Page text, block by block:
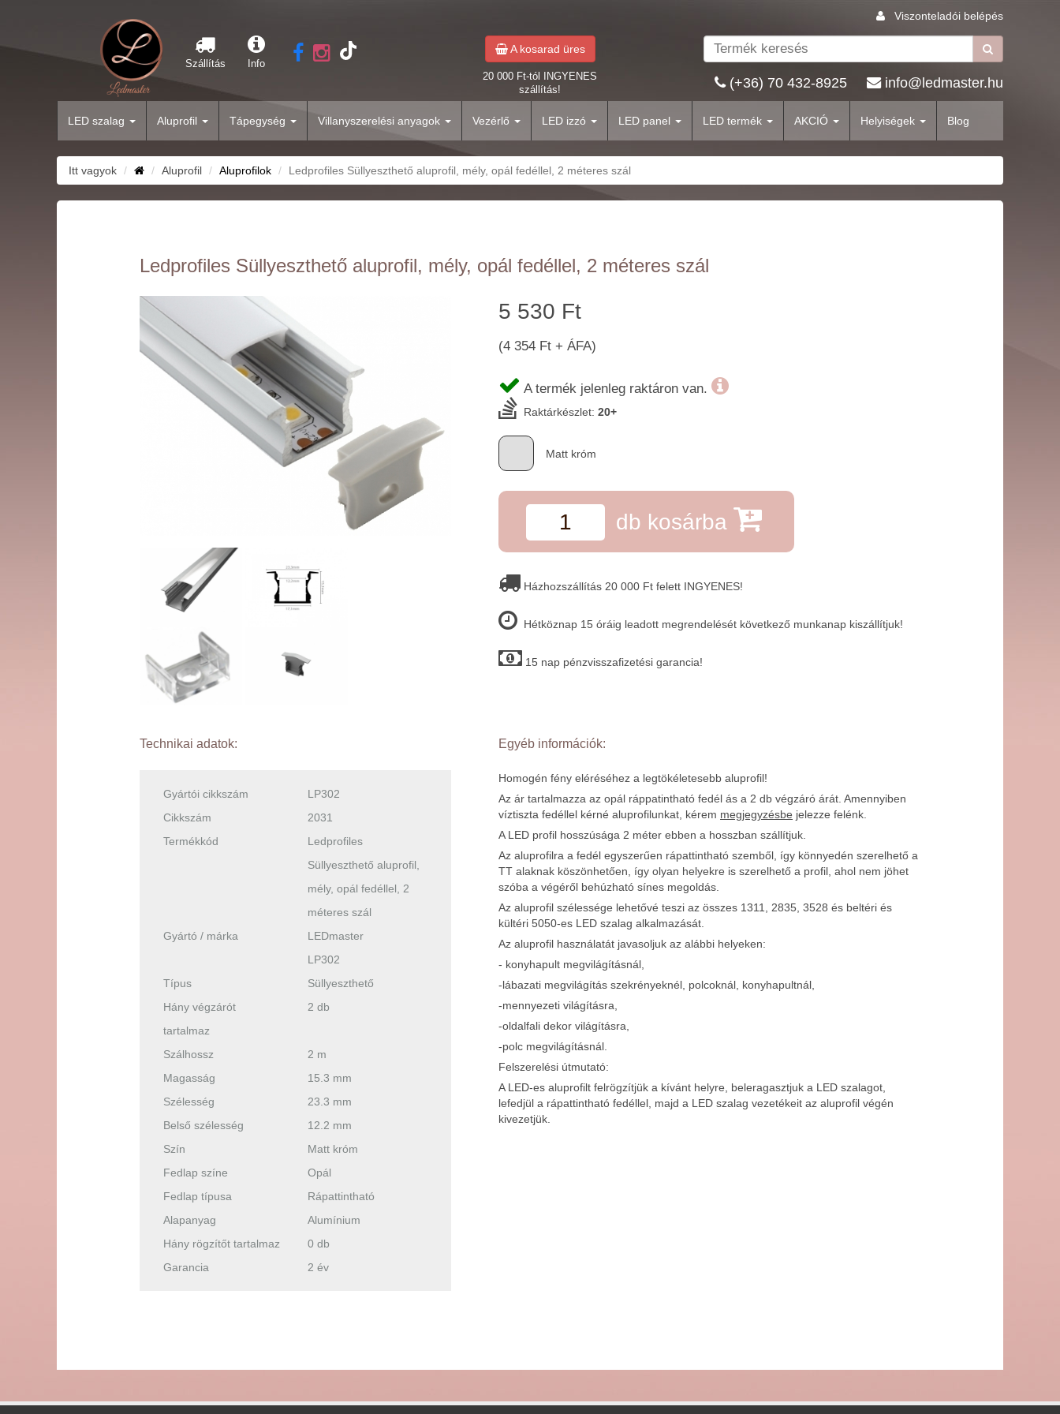
Viszonteladói belépés
Szállítás Info
A kosarad üres
20 000 Ft-tól INGYENES
szállítás!
(+36) 70 432-8925 info@ledmaster.hu
LED szalag Aluprofil Tápegység Villanyszerelési anyagok Vezérlő LED izzó LED panel LED termék AKCIÓ Helyiségek Blog
Itt vagyok Aluprofil Aluprofilok Ledprofiles Süllyeszthető aluprofil, mély, opál fedéllel, 2 méteres szál
Ledprofiles Süllyeszthető aluprofil, mély, opál fedéllel, 2 méteres szál
5 530 Ft
(4 354 Ft + ÁFA)
A termék jelenleg raktáron van.
Raktárkészlet: 20+
Matt króm
db kosárba
Házhozszállítás 20 000 Ft felett INGYENES!
Hétköznap 15 óráig leadott megrendelését következő munkanap kiszállítjuk!
15 nap pénzvisszafizetési garancia!
Technikai adatok:
Gyártói cikkszám
LP302
Cikkszám
2031
Termékkód
Ledprofiles
Süllyeszthető aluprofil,
mély, opál fedéllel, 2
méteres szál
Gyártó / márka
LEDmaster
LP302
Típus
Süllyeszthető
Hány végzárót
tartalmaz
2 db
Szálhossz
2 m
Magasság
15.3 mm
Szélesség
23.3 mm
Belső szélesség
12.2 mm
Szín
Matt króm
Fedlap színe
Opál
Fedlap típusa
Rápattintható
Alapanyag
Alumínium
Hány rögzítőt tartalmaz
0 db
Garancia
2 év
Egyéb információk:
Homogén fény eléréséhez a legtökéletesebb aluprofil!
Az ár tartalmazza az opál ráppatintható fedél ás a 2 db végzáró árát. Amennyiben
víztiszta fedéllel kérné aluprofilunkat, kérem megjegyzésbe jelezze felénk.
A LED profil hosszúsága 2 méter ebben a hosszban szállítjuk.
Az aluprofilra a fedél egyszerűen rápattintható szemből, így könnyedén szerelhető a
TT alaknak köszönhetően, így olyan helyekre is szerelhető a profil, ahol nem jöhet
szóba a végéről behúzható sínes megoldás.
Az aluprofil szélessége lehetővé teszi az összes 1311, 2835, 3528 és beltéri és
kültéri 5050-es LED szalag alkalmazását.
Az aluprofil használatát javasoljuk az alábbi helyeken:
- konyhapult megvilágításnál,
-lábazati megvilágítás szekrényeknél, polcoknál, konyhapultnál,
-mennyezeti világításra,
-oldalfali dekor világításra,
-polc megvilágításnál.
Felszerelési útmutató:
A LED-es aluprofilt felrögzítjük a kívánt helyre, beleragasztjuk a LED szalagot,
lefedjül a rápattintható fedéllel, majd a LED szalag vezetékeit az aluprofil végén
kivezetjük.